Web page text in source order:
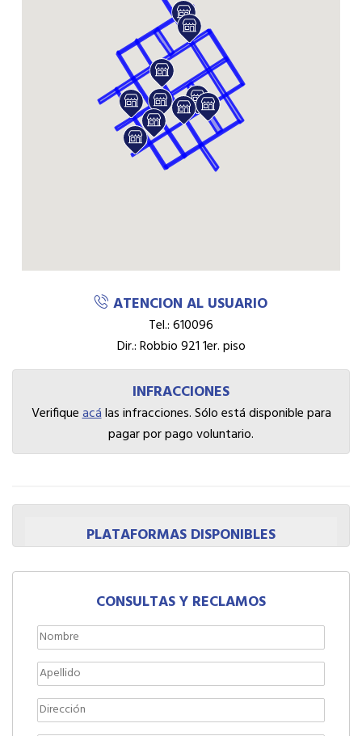
ATENCION AL USUARIO
Tel.: 610096
Dir.: Robbio 921 1er. piso
INFRACCIONES
Verifiqueacálas infracciones. Sólo está disponible para
pagar por pago voluntario.
PLATAFORMAS DISPONIBLES
CONSULTAS Y RECLAMOS